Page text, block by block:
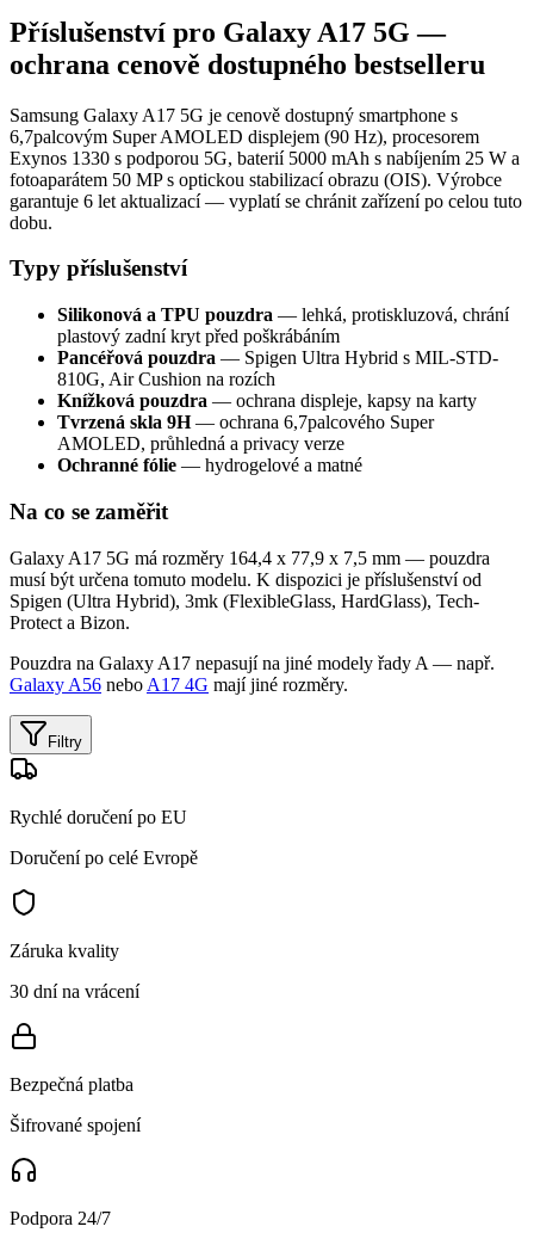
Příslušenství pro Galaxy A17 5G —
ochrana cenově dostupného bestselleru
Samsung Galaxy A17 5G je cenově dostupný smartphone s
6,7palcovým Super AMOLED displejem (90 Hz), procesorem
Exynos 1330 s podporou 5G, baterií 5000 mAh s nabíjením 25 W a
fotoaparátem 50 MP s optickou stabilizací obrazu (OIS). Výrobce
garantuje 6 let aktualizací — vyplatí se chránit zařízení po celou tuto
dobu.
Typy příslušenství
Silikonová a TPU pouzdra — lehká, protiskluzová, chrání
plastový zadní kryt před poškrábáním
Pancéřová pouzdra — Spigen Ultra Hybrid s MIL-STD-
810G, Air Cushion na rozích
Knížková pouzdra — ochrana displeje, kapsy na karty
Tvrzená skla 9H— ochrana 6,7palcového Super
AMOLED, průhledná a privacy verze
Ochranné fólie — hydrogelové a matné
Na co se zaměřit
Galaxy A17 5G má rozměry 164,4 x 77,9 x 7,5 mm — pouzdra
musí být určena tomuto modelu. K dispozici je příslušenství od
Spigen (Ultra Hybrid), 3mk (FlexibleGlass, HardGlass), Tech-
Protect a Bizon.
Pouzdra na Galaxy A17 nepasují na jiné modely řady A — např.
Galaxy A56 nebo A17 4G mají jiné rozměry.
Filtry
Rychlé doručení po EU
Doručení po celé Evropě
Záruka kvality
30 dní na vrácení
Bezpečná platba
Šifrované spojení
Podpora 24/7